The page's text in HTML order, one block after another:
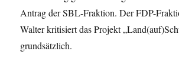
Antrag der SBL-Fraktion. Der FDP-
Walter kritisiert das Projekt
grundsätzlich.